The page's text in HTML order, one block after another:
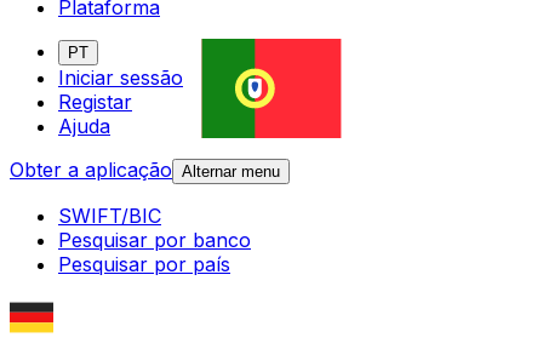
Plataforma
PT
Iniciar sessão
Registar
Ajuda
Obter a aplicação Alternar menu
SWIFT/BIC
Pesquisar por banco
Pesquisar por país